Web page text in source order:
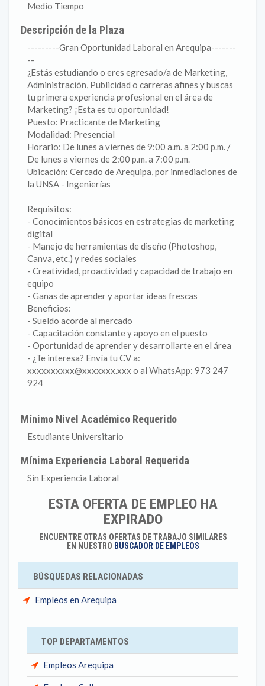
Medio Tiempo
Descripción de la Plaza
---------Gran Oportunidad Laboral en Arequipa-------
--
¿Estás estudiando o eres egresado/a de Marketing,
Administración, Publicidad o carreras afines y buscas
tu primera experiencia profesional en el área de
Marketing? ¡Esta es tu oportunidad!
Puesto: Practicante de Marketing
Modalidad: Presencial
Horario: De lunes a viernes de 9:00 a.m. a 2:00 p.m. /
De lunes a viernes de 2:00 p.m. a 7:00 p.m.
Ubicación: Cercado de Arequipa, por inmediaciones de
la UNSA - Ingenierías
Requisitos:
- Conocimientos básicos en estrategias de marketing
digital
- Manejo de herramientas de diseño (Photoshop,
Canva, etc.) y redes sociales
- Creatividad, proactividad y capacidad de trabajo en
equipo
- Ganas de aprender y aportar ideas frescas
Beneficios:
- Sueldo acorde al mercado
- Capacitación constante y apoyo en el puesto
- Oportunidad de aprender y desarrollarte en el área
- ¿Te interesa? Envía tu CV a:
xxxxxxxxxx@xxxxxxx.xxx o al WhatsApp: 973 247
924
Mínimo Nivel Académico Requerido
Estudiante Universitario
Mínima Experiencia Laboral Requerida
Sin Experiencia Laboral
ESTA OFERTA DE EMPLEO HA
EXPIRADO
ENCUENTRE OTRAS OFERTAS DE TRABAJO SIMILARES
EN NUESTRO BUSCADOR DE EMPLEOS
BÚSQUEDAS RELACIONADAS
Empleos en Arequipa
TOP DEPARTAMENTOS
Empleos Arequipa